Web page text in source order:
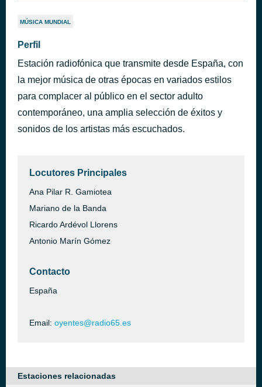
MÚSICA MUNDIAL
Perfil
Estación radiofónica que transmite desde España, con
la mejor música de otras épocas en variados estilos
para complacer al público en el sector adulto
contemporáneo, una amplia selección de éxitos y
sonidos de los artistas más escuchados.
Locutores Principales
Ana Pilar R. Gamiotea
Mariano de la Banda
Ricardo Ardévol Llorens
Antonio Marín Gómez
Contacto
España
Email: oyentes@radio65.es
Estaciones relacionadas